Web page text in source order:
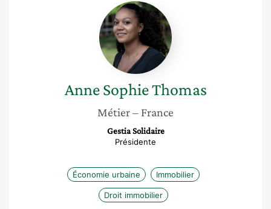
Anne
Sophie
Thomas
Anne SophieThomas
Métier– France
Gestia Solidaire
Présidente
Économie urbaine Immobilier
Droit immobilier